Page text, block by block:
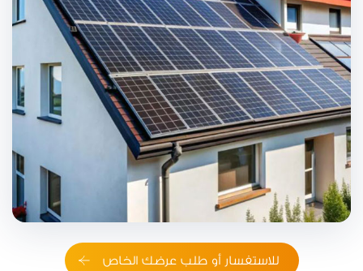
للاستفسار أو طلب عرضك الخاص